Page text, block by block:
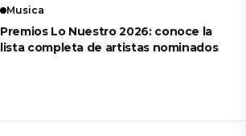
Musica
Premios Lo Nuestro 2026: conoce la
lista completa de artistas nominados